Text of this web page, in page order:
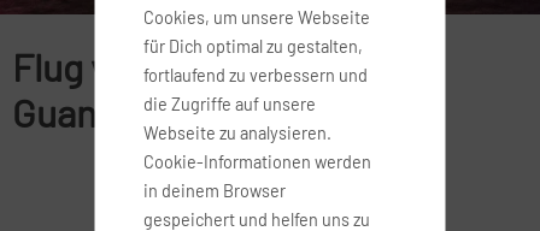
Flug von Leipzig nach
Guangzhou
Cookies, um unsere Webseite
für Dich optimal zu gestalten,
fortlaufend zu verbessern und
die Zugriffe auf unsere
Webseite zu analysieren.
Cookie-Informationen werden
in deinem Browser
gespeichert und helfen uns zu